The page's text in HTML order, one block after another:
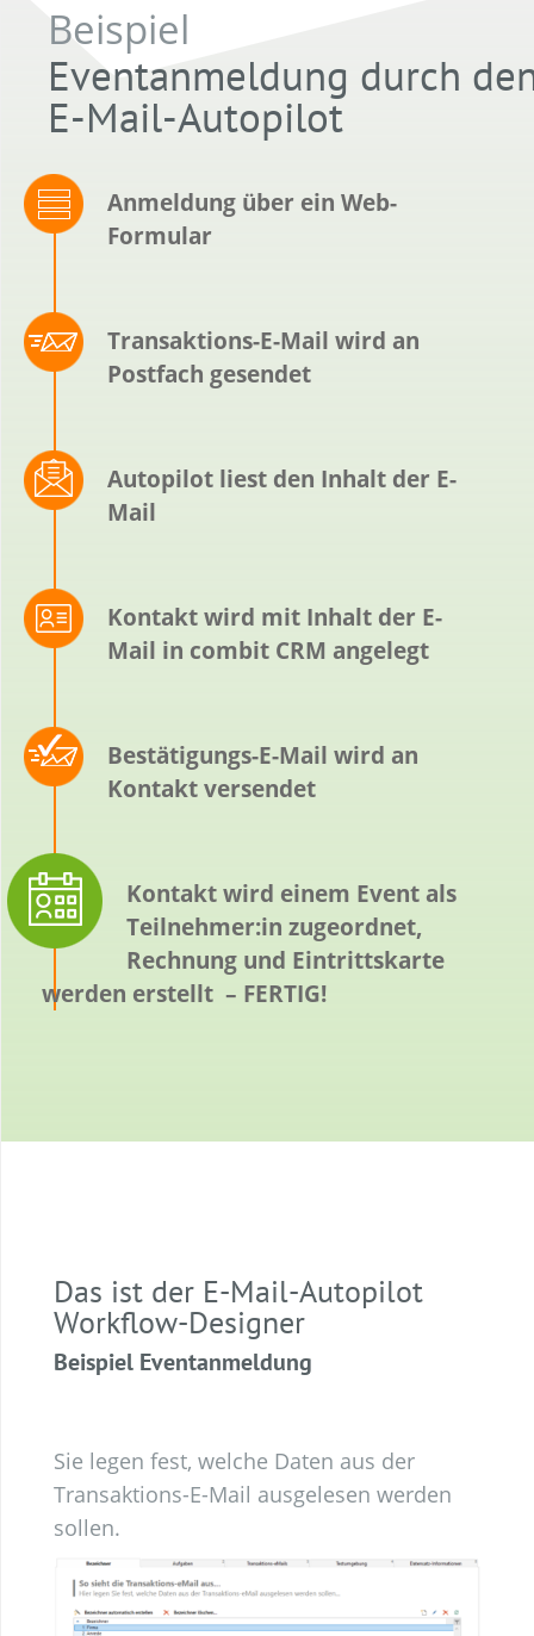
Beispiel
Eventanmeldung durch
E-Mail-Autopilot
Anmeldung über ein Web-
Formular
Transaktions-E-Mail wird an
Postfach gesendet
Autopilot liest den Inhalt der E-
Mail
Kontakt wird mit Inhalt der E-
Mail in combit CRM angelegt
Bestätigungs-E-Mail wird an
Kontakt versendet
Kontakt wird einem Event als
Teilnehmer:in zugeordnet,
Rechnung und Eintrittskarte
werden erstellt – FERTIG!
Das ist der E-Mail-Autopilot
Workflow-Designer
Beispiel Eventanmeldung
Sie legen fest, welche Daten aus der
Transaktions-E-Mail ausgelesen werden
sollen.